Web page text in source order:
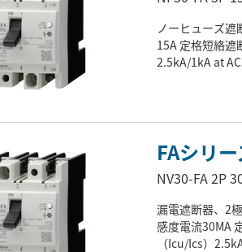
ノーヒューズ遮
15A 定格短絡遮
2.5kA/1kA at
FAシリ
NV30-FA 2P
漏電遮断器、2
感度電流30MA
（Icu/Ics）